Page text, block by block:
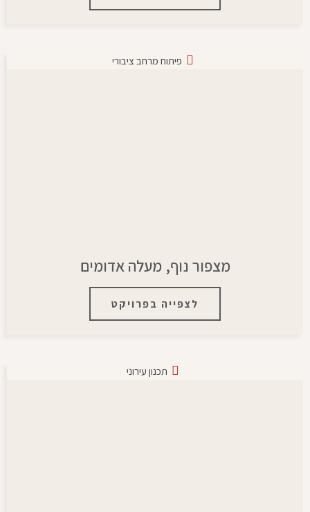
פיתוח מרחב ציבורי
מצפור נוף, מעלה אדומים
לצפייה בפרויקט
תכנון עירוני